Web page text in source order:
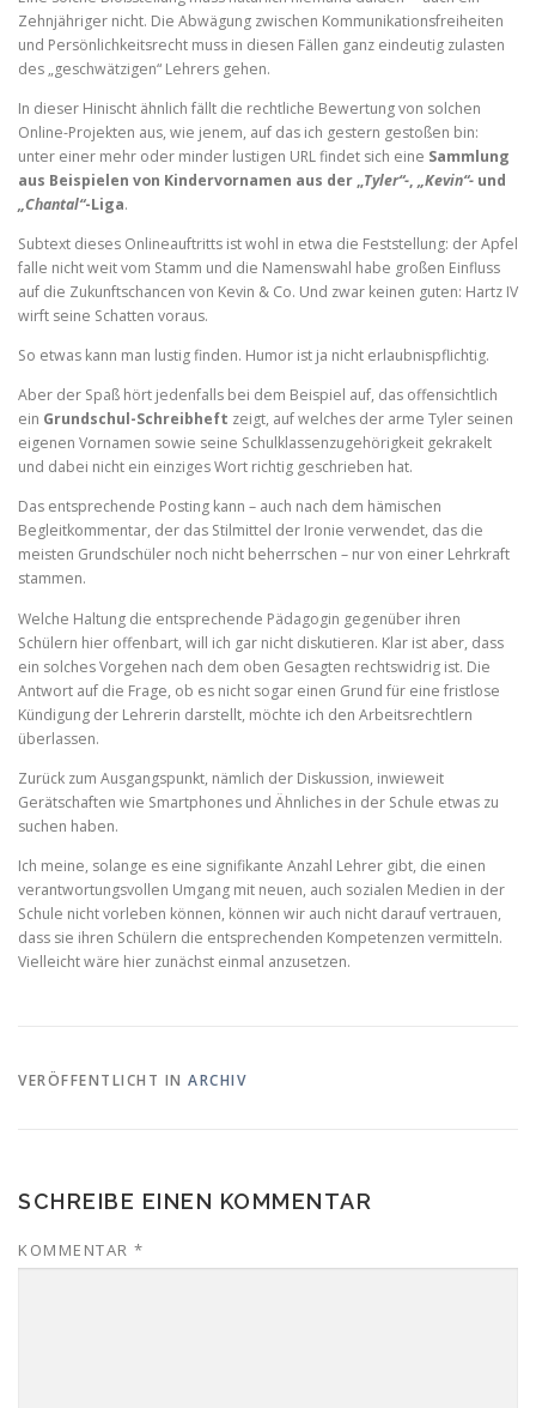
Zehnjähriger nicht. Die Abwägung zwischen Kommunikationsfreiheiten
und Persönlichkeitsrecht muss in diesen Fällen ganz eindeutig zulasten
des „geschwätzigen“ Lehrers gehen.
In dieser Hinischt ähnlich fällt die rechtliche Bewertung von solchen
Online-Projekten aus, wie jenem, auf das ich gestern gestoßen bin:
unter einer mehr oder minder lustigen URL findet sich eine Sammlung
aus Beispielen von Kindervornamen aus der „Tyler“-, „Kevin“- und
„Chantal“-Liga.
Subtext dieses Onlineauftritts ist wohl in etwa die Feststellung: der Apfel
falle nicht weit vom Stamm und die Namenswahl habe großen Einfluss
auf die Zukunftschancen von Kevin & Co. Und zwar keinen guten: Hartz IV
wirft seine Schatten voraus.
So etwas kann man lustig finden. Humor ist ja nicht erlaubnispflichtig.
Aber der Spaß hört jedenfalls bei dem Beispiel auf, das offensichtlich
ein Grundschul-Schreibheft zeigt, auf welches der arme Tyler seinen
eigenen Vornamen sowie seine Schulklassenzugehörigkeit gekrakelt
und dabei nicht ein einziges Wort richtig geschrieben hat.
Das entsprechende Posting kann – auch nach dem hämischen
Begleitkommentar, der das Stilmittel der Ironie verwendet, das die
meisten Grundschüler noch nicht beherrschen – nur von einer Lehrkraft
stammen.
Welche Haltung die entsprechende Pädagogin gegenüber ihren
Schülern hier offenbart, will ich gar nicht diskutieren. Klar ist aber, dass
ein solches Vorgehen nach dem oben Gesagten rechtswidrig ist. Die
Antwort auf die Frage, ob es nicht sogar einen Grund für eine fristlose
Kündigung der Lehrerin darstellt, möchte ich den Arbeitsrechtlern
überlassen.
Zurück zum Ausgangspunkt, nämlich der Diskussion, inwieweit
Gerätschaften wie Smartphones und Ähnliches in der Schule etwas zu
suchen haben.
Ich meine, solange es eine signifikante Anzahl Lehrer gibt, die einen
verantwortungsvollen Umgang mit neuen, auch sozialen Medien in der
Schule nicht vorleben können, können wir auch nicht darauf vertrauen,
dass sie ihren Schülern die entsprechenden Kompetenzen vermitteln.
Vielleicht wäre hier zunächst einmal anzusetzen.
VERÖFFENTLICHT IN ARCHIV
SCHREIBE EINEN KOMMENTAR
KOMMENTAR *